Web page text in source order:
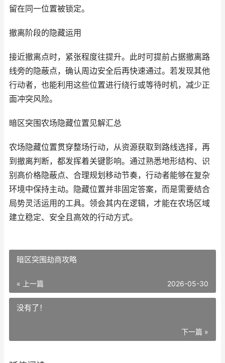
留在同一位置被锁定。
撤离阶段的隐藏运用
接近撤离点时，紧张程度往提升。此时可提前占据撤离路
线旁的隐蔽点，确认周边安全后再快速通过。若发现其他
行动者，也能利用这些位置进行绕行或等待时机，减少正
面冲突风险。
暗区突围农场隐藏位置见解汇总
农场隐藏位置贯穿整场行动，从资源获取到路线选择，再
到撤离判断，都发挥着关键影响。通过熟悉地形结构、识
别高价格隐蔽点、合理规划移动节奏，行动者能够在复杂
环境中保持主动。隐藏位置并非固定答案，而是需要结合
局势灵活运用的工具。领会其内在逻辑，才能在农场区域
建立稳定、安全且高效的行动方式。
暗区突围劫商攻略
« 上一篇 2026-05-30
没有了！
下一篇 »